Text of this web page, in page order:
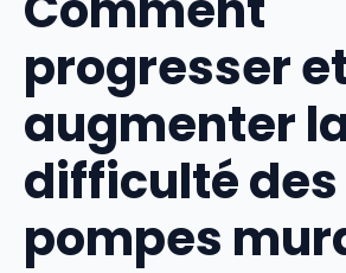
progresser
augmenter
difficulté des
pompes